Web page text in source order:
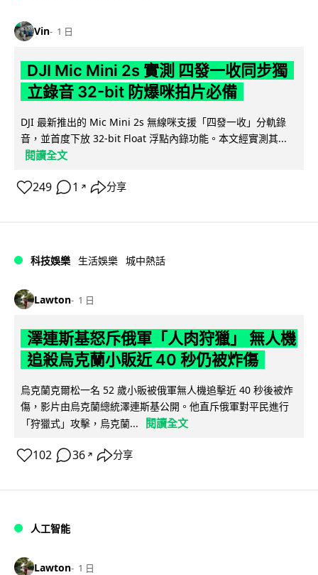
Vin 1 日
DJI Mic Mini 2s 實測 四發一收同步獨
立錄音 32-bit 防爆咪拍片必備
DJI 最新推出的 Mic Mini 2s 無線咪支援「四發一收」分軌錄
音，並首度下放 32-bit Float 浮點內錄功能。本文經實測其...
閱讀全文
249 1 ↗ 分享
科技娛樂 生活娛樂 城中熱話
Lawton 1 日
澤連斯基怒斥俄軍「人肉狩獵」 無人機
追殺烏克蘭小販近 40 秒仍被炸傷
烏克蘭克爾松一名 52 歲小販被俄軍無人機追擊近 40 秒後被炸
傷，影片由烏克蘭總統澤連斯基公開。他直斥俄軍對平民進行
「狩獵式」攻擊，烏克蘭...
閱讀全文
102 36 ↗ 分享
人工智能
Lawton 1 日